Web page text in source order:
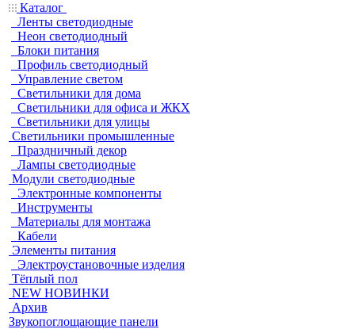
Каталог
Ленты светодиодные
Неон светодиодный
Блоки питания
Профиль светодиодный
Управление светом
Светильники для дома
Светильники для офиса и ЖКХ
Светильники для улицы
Светильники промышленные
Праздничный декор
Лампы светодиодные
Модули светодиодные
Электронные компоненты
Инструменты
Материалы для монтажа
Кабели
Элементы питания
Электроустановочные изделия
Тёплый пол
NEW НОВИНКИ
Архив
Звукопоглощающие панели